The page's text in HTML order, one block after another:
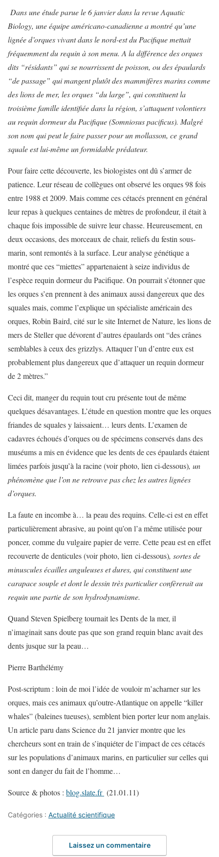
Dans une étude parue le 6 janvier dans la revue Aquatic
Biology, une équipe américano-canadienne a montré qu’une
lignée d’orques vivant dans le nord-est du Pacifique mettait
fréquemment du requin à son menu. A la différence des orques
dits “résidants” qui se nourrissent de poisson, ou des épaulards
“de passage” qui mangent plutôt des mammifères marins comme
des lions de mer, les orques “du large”, qui constituent la
troisième famille identifiée dans la région, s’attaquent volontiers
au requin dormeur du Pacifique (Somniosus pacificus). Malgré
son nom qui peut le faire passer pour un mollasson, ce grand
squale est lui-même un formidable prédateur.
Pour faire cette découverte, les biologistes ont dû s’armer de
patience. Leur réseau de collègues ont observé les orques 98 fois
entre 1988 et 2009. Mais comme ces cétacés prennent en général
leur repas à quelques centaines de mètres de profondeur, il était à
chaque fois impossible de suivre leur chasse. Heureusement, en
deux occasions, des morceaux de chair, reliefs du festin sous-
marin, sont remontés à la surface. Leur analyse génétique a
montré que ces “miettes” appartenaient à seize individus de
l’espèce requin dormeur du Pacifique. On pourrait s’étonner que
les orques s’en prennent à des animaux aussi dangereux que des
squales mais, comme l’explique un spécialiste américain des
orques, Robin Baird, cité sur le site Internet de Nature, les lions de
mers de Steller que dévorent d’autres épaulards ont “des crânes
semblables à ceux des grizzlys. Attaquer l’un d’entre eux est
probablement plus dangereux que d’attaquer un requin dormeur
de 2 mètres.”
Ceci dit, manger du requin tout cru présente tout de même
quelques désavantages. L’étude en question montre que les orques
friandes de squales y laissaient… leurs dents. L’examen de
cadavres échoués d’orques ou de spécimens conservés dans des
muséums a mis en évidence que les dents de ces épaulards étaient
limées parfois jusqu’à la racine (voir photo, lien ci-dessous), un
phénomène que l’on ne retrouve pas chez les autres lignées
d’orques.
La faute en incombe à… la peau des requins. Celle-ci est en effet
particulièrement abrasive, au point qu’on l’a même utilisée pour
poncer, comme du vulgaire papier de verre. Cette peau est en effet
recouverte de denticules (voir photo, lien ci-dessous), sortes de
minuscules écailles anguleuses et dures, qui constituent une
carapace souple et dont le dessin très particulier confèrerait au
requin une partie de son hydrodynamisme.
Quand Steven Spielberg tournait les Dents de la mer, il
n’imaginait sans doute pas que son grand requin blanc avait des
dents jusque sur la peau…
Pierre Barthélémy
Post-scriptum : loin de moi l’idée de vouloir m’acharner sur les
orques, mais ces animaux qu’outre-Atlantique on appelle “killer
whales” (baleines tueuses), semblent bien porter leur nom anglais.
Un article paru dans Science du 21 janvier montre que les
chercheurs sont en train de s’inquiéter de l’impact de ces cétacés
sur les populations d’animaux marins, en particulier sur celles qui
sont en danger du fait de l’homme…
Source & photos : blog.slate.fr (21.01.11)
Catégories : Actualité scientifique
Laissez un commentaire